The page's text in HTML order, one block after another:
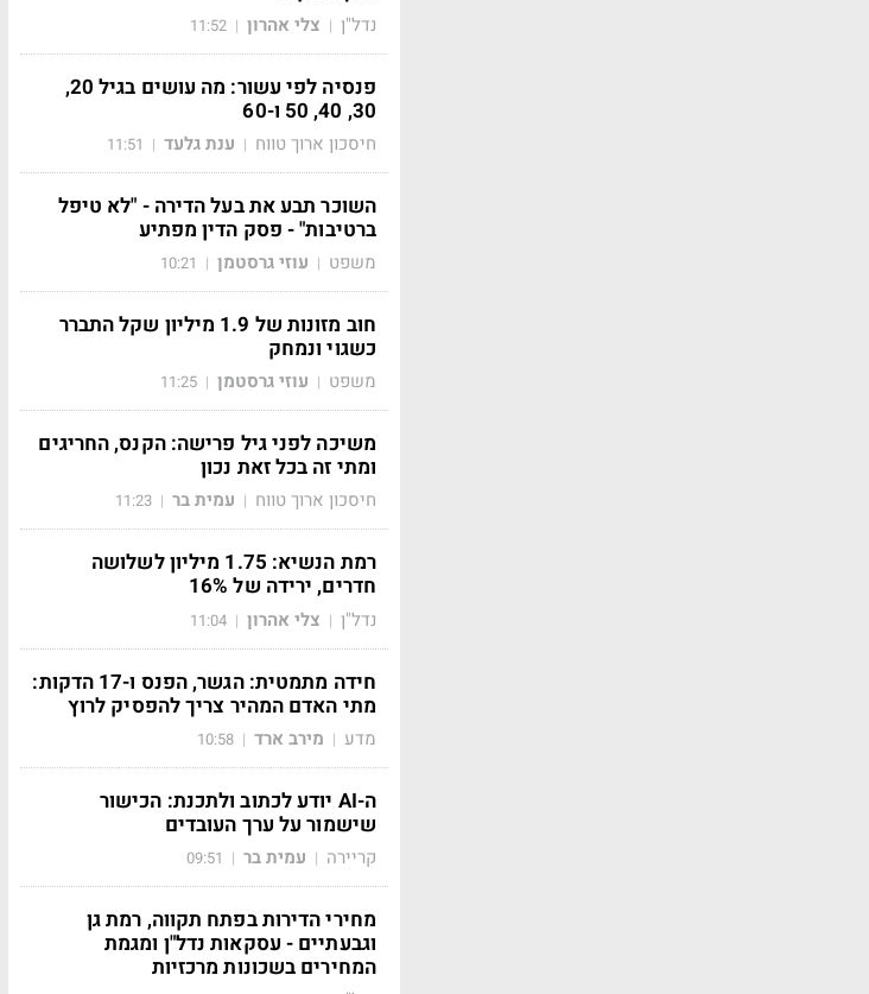
נדל"ן | צלי אהרון |
11:52
פנסיה לפי עשור: מה עושים בגיל 20,
30, 40, 50 ו-60
חיסכון ארוך טווח | ענת גלעד |
11:51
השוכר תבע את בעל הדירה - "לא טיפל
ברטיבות" - פסק הדין מפתיע
משפט | עוזי גרסטמן |
10:21
חוב מזונות של 1.9 מיליון שקל התברר
כשגוי ונמחק
משפט | עוזי גרסטמן |
11:25
משיכה לפני גיל פרישה: הקנס, החריגים
ומתי זה בכל זאת נכון
חיסכון ארוך טווח | עמית בר |
11:23
רמת הנשיא: 1.75 מיליון לשלושה
חדרים, ירידה של 16%
נדל"ן | צלי אהרון |
11:04
חידה מתמטית: הגשר, הפנס ו-17 הדקות:
מתי האדם המהיר צריך להפסיק לרוץ
מדע | מירב ארד |
10:58
ה-AI יודע לכתוב ולתכנת: הכישור
שישמור על ערך העובדים
קריירה | עמית בר |
09:51
מחירי הדירות בפתח תקווה, רמת גן
וגבעתיים - עסקאות נדל"ן ומגמת
המחירים בשכונות מרכזיות